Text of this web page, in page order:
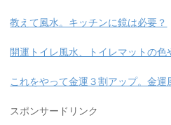
教えて風水。キッチンに鏡は必要？
開運トイレ風水、トイレマットの色
これをやって金運３割アップ。金運
スポンサードリンク